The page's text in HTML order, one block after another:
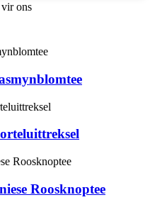
ons
Roosknoptee